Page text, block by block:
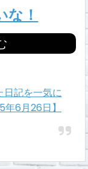
！
日記を一気に
6月26日】